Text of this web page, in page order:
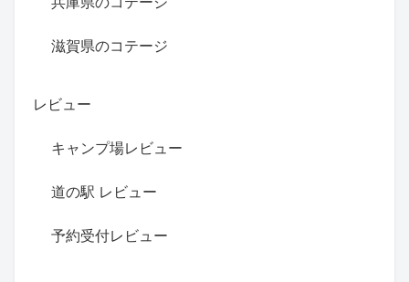
滋賀県のコテージ
レビュー
キャンプ場レビュー
道の駅 レビュー
予約受付レビュー